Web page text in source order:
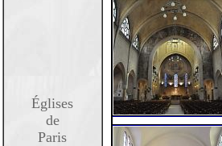
Églises
de
Paris